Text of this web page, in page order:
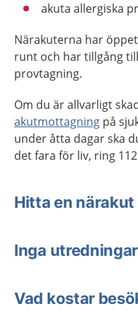
akuta allergiska
Närakuterna har
runt och har tillgång
provtagning.
Om du är allvarligt
akutmottagning på
under åtta dagar ska
det fara för liv, ring
Hitta en närakut
Inga utredningar
Vad kostar